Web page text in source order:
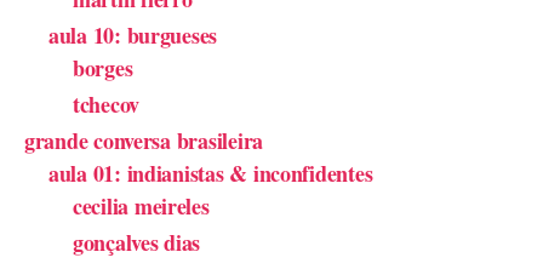
aula 10: burgueses
borges
tchecov
grande conversa brasileira
aula 01: indianistas & inconfidentes
cecilia meireles
gonçalves dias